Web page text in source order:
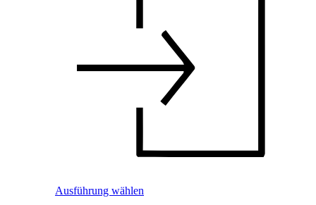
Ausführung wählen